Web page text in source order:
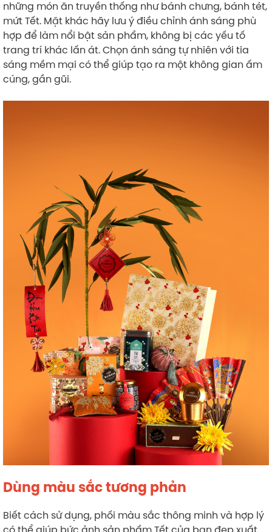
những món ăn truyền thống như bánh chưng, bánh tét,
mứt Tết. Mặt khác hãy lưu ý điều chỉnh ánh sáng phù
hợp để làm nổi bật sản phẩm, không bị các yếu tố
trang trí khác lấn át. Chọn ánh sáng tự nhiên với tia
sáng mềm mại có thể giúp tạo ra một không gian ấm
cúng, gần gũi.
Dùng màu sắc tương phản
Biết cách sử dụng, phối màu sắc thông minh và hợp lý